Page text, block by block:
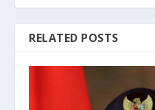
RELATED POSTS